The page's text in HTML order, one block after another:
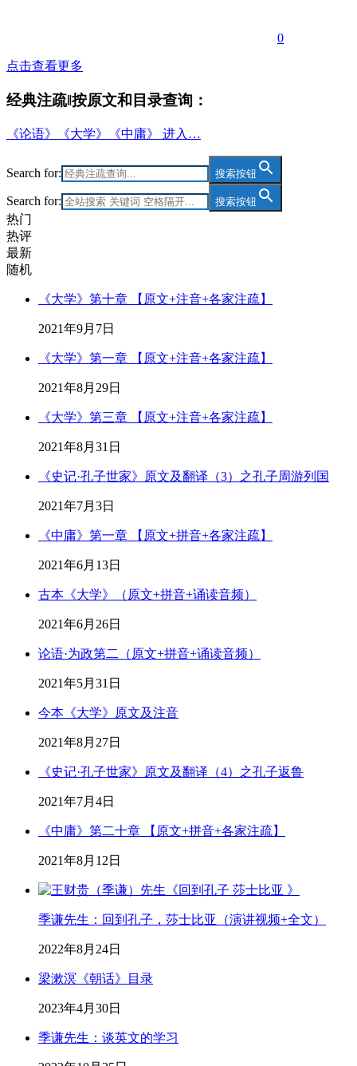
0
点击查看更多
经典注疏‖按原文和目录查询：
《论语》《大学》《中庸》 进入…
Search for: 搜索按钮
Search for: 搜索按钮
热门
热评
最新
随机
《大学》第十章 【原文+注音+各家注疏】
2021年9月7日
《大学》第一章 【原文+注音+各家注疏】
2021年8月29日
《大学》第三章 【原文+注音+各家注疏】
2021年8月31日
《史记·孔子世家》原文及翻译（3）之孔子周游列国
2021年7月3日
《中庸》第一章 【原文+拼音+各家注疏】
2021年6月13日
古本《大学》（原文+拼音+诵读音频）
2021年6月26日
论语·为政第二（原文+拼音+诵读音频）
2021年5月31日
今本《大学》原文及注音
2021年8月27日
《史记·孔子世家》原文及翻译（4）之孔子返鲁
2021年7月4日
《中庸》第二十章 【原文+拼音+各家注疏】
2021年8月12日
季谦先生：回到孔子，莎士比亚（演讲视频+全文）
2022年8月24日
梁漱溟《朝话》目录
2023年4月30日
季谦先生：谈英文的学习